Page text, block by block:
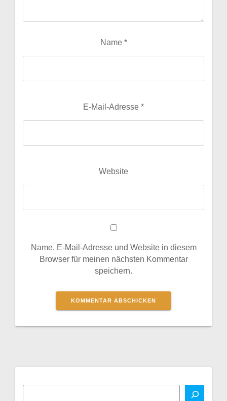
Name *
E-Mail-Adresse *
Website
Name, E-Mail-Adresse und Website in diesem
Browser für meinen nächsten Kommentar
speichern.